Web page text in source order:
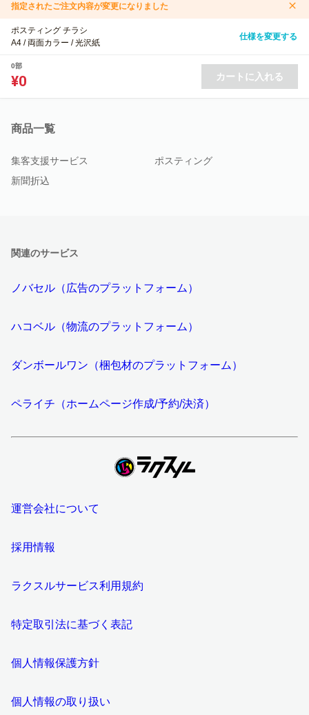
指定されたご注文内容が変更になりました
ポスティング チラシ
A4 / 両面カラー / 光沢紙
仕様を変更する
0部
¥0 カートに入れる
商品一覧
集客支援サービス
ポスティング
新聞折込
関連のサービス
ノバセル（広告のプラットフォーム）
ハコベル（物流のプラットフォーム）
ダンボールワン（梱包材のプラットフォーム）
ペライチ（ホームページ作成/予約/決済）
運営会社について
採用情報
ラクスルサービス利用規約
特定取引法に基づく表記
個人情報保護方針
個人情報の取り扱い